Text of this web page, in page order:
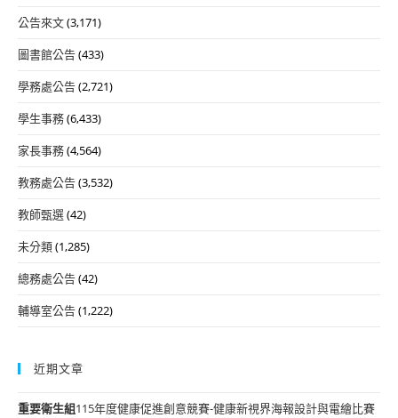
公告來文(3,171)
圖書館公告(433)
學務處公告(2,721)
學生事務(6,433)
家長事務(4,564)
教務處公告(3,532)
教師甄選(42)
未分類(1,285)
總務處公告(42)
輔導室公告(1,222)
近期文章
重要衛生組115年度健康促進創意競賽-健康新視界海報設計與電繪比賽